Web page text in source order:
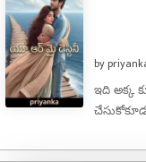
by
ఇది అక్క